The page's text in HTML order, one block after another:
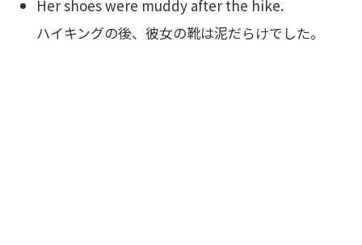
Her shoes were muddy after the hike.
ハイキングの後、彼女の靴は泥だらけでした。